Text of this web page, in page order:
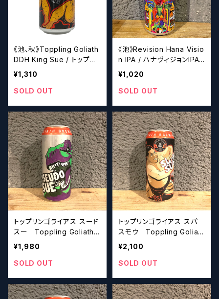
《池、秋》Toppling Goliath
DDH King Sue / トップリ
ング ゴライアス ダブルドラ
イホップ キング スー【クラ
フトビール】
¥1,310
SOLD OUT
《池》Revision Hana Visio
n IPA / ハナヴィジョンIPA
【クラフトビール】
¥1,020
SOLD OUT
トップリンゴライアス スード
スー Toppling Goliath
Pseudo Sue【クラフトビー
ル】
¥1,980
SOLD OUT
トップリンゴライアス スパ
スモウ Toppling Goliath
Supa' Sumo【クラフトビー
ル】
¥2,100
SOLD OUT